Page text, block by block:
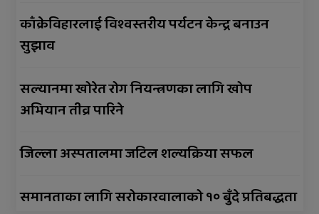
काँक्रेविहारलाई विश्वस्तरीय पर्यटन केन्द्र बनाउन
सुझाव
सल्यानमा खोरेत रोग नियन्त्रणका लागि खोप
अभियान तीव्र पारिने
जिल्ला अस्पतालमा जटिल शल्यक्रिया सफल
समानताका लागि सरोकारवालाको १० बुँदे प्रतिबद्धता